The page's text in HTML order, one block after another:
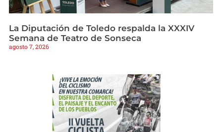
La Diputación de Toledo respalda la XXXIV
Semana de Teatro de Sonseca
agosto 7, 2026